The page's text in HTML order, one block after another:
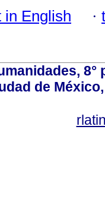
in English ·
de